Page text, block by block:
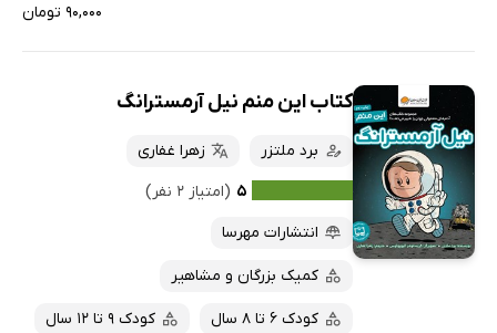
۹۰,۰۰۰ تومان
کتاب این منم نیل آرمسترانگ
برد ملتزر
زهرا غفاری
۵ (امتیاز ۲ نفر)
انتشارات مهرسا
کمیک بزرگان و مشاهیر
کودک 6 تا 8 سال کودک 9 تا 12 سال